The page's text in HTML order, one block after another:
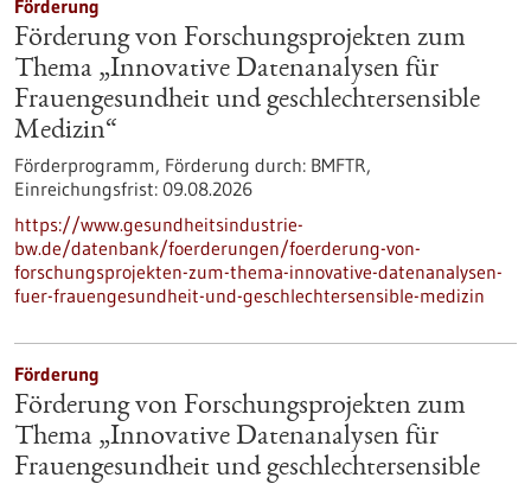
Förderung
Förderung von Forschungsprojekten zum
Thema „Innovative Datenanalysen für
Frauengesundheit und geschlechtersensible
Medizin“
Förderprogramm, Förderung durch: BMFTR,
Einreichungsfrist: 09.08.2026
https://www.gesundheitsindustrie-
bw.de/datenbank/foerderungen/foerderung-von-
forschungsprojekten-zum-thema-innovative-datenanalysen-
fuer-frauengesundheit-und-geschlechtersensible-medizin
Förderung
Förderung von Forschungsprojekten zum
Thema „Innovative Datenanalysen für
Frauengesundheit und geschlechtersensible